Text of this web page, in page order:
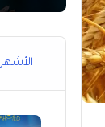
الأشهر